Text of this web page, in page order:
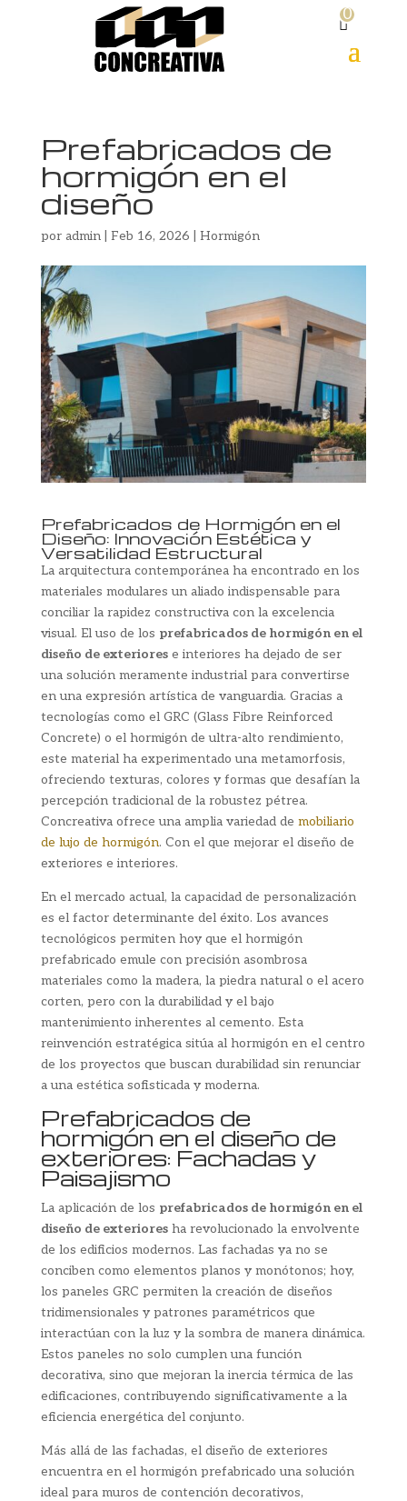
0
Prefabricados de
hormigón en el
diseño
por admin| Feb 16, 2026 Hormigón
Prefabricados de Hormigón en el
Diseño: Innovación Estética y
Versatilidad Estructural
La arquitectura contemporánea ha encontrado en los
materiales modulares un aliado indispensable para
conciliar la rapidez constructiva con la excelencia
visual. El uso de los prefabricados de hormigón en el
diseño de exteriorese interiores ha dejado de ser
una solución meramente industrial para convertirse
en una expresión artística de vanguardia. Gracias a
tecnologías como el GRC (Glass Fibre Reinforced
Concrete) o el hormigón de ultra-alto rendimiento,
este material ha experimentado una metamorfosis,
ofreciendo texturas, colores y formas que desafían la
percepción tradicional de la robustez pétrea.
Concreativa ofrece una amplia variedad de mobiliario
de lujo de hormigón. Con el que mejorar el diseño de
exteriores e interiores.
En el mercado actual, la capacidad de personalización
es el factor determinante del éxito. Los avances
tecnológicos permiten hoy que el hormigón
prefabricado emule con precisión asombrosa
materiales como la madera, la piedra natural o el acero
corten, pero con la durabilidad y el bajo
mantenimiento inherentes al cemento. Esta
reinvención estratégica sitúa al hormigón en el centro
de los proyectos que buscan durabilidad sin renunciar
a una estética sofisticada y moderna.
Prefabricados de
hormigón en el diseño de
exteriores: Fachadas y
Paisajismo
La aplicación de los prefabricados de hormigón en el
diseño de exterioresha revolucionado la envolvente
de los edificios modernos. Las fachadas ya no se
conciben como elementos planos y monótonos; hoy,
los paneles GRC permiten la creación de diseños
tridimensionales y patrones paramétricos que
interactúan con la luz y la sombra de manera dinámica.
Estos paneles no solo cumplen una función
decorativa, sino que mejoran la inercia térmica de las
edificaciones, contribuyendo significativamente a la
eficiencia energética del conjunto.
Más allá de las fachadas, el diseño de exteriores
encuentra en el hormigón prefabricado una solución
ideal para muros de contención decorativos,